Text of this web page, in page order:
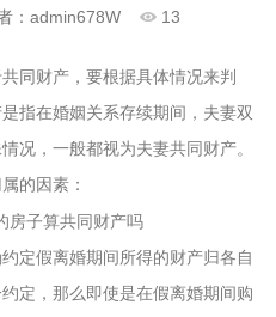
：admin678W 13
同财产，要根据具体情况来判
指在婚姻关系存续期间，夫妻双
况，一般都视为夫妻共同财产。
的因素：
定假离婚期间所得的财产归各自
定，那么即使是在假离婚期间购